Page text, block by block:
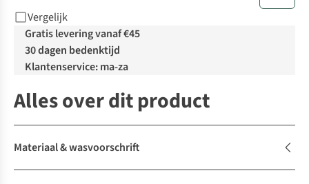
Vergelijk
Gratis levering vanaf €45
30 dagen bedenktijd
Klantenservice: ma-za
Alles over dit product
Materiaal & wasvoorschrift